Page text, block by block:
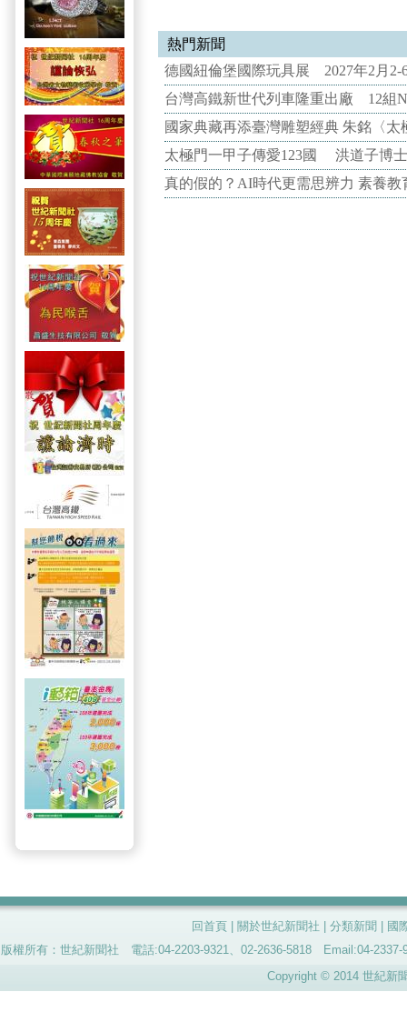
熱門新聞
德國紐倫堡國際玩具展 2027年2月2-
台灣高鐵新世代列車隆重出廠 12組
國家典藏再添臺灣雕塑經典 朱銘〈
太極門一甲子傳愛123國 洪道子博
真的假的？AI時代更需思辨力 素養
回首頁 關於世紀新聞社 分類新聞
國
版權所有：世紀新聞社 電話:04-2203-9321、02-2636-5818 Email:04-
Copyright © 2014 世紀新